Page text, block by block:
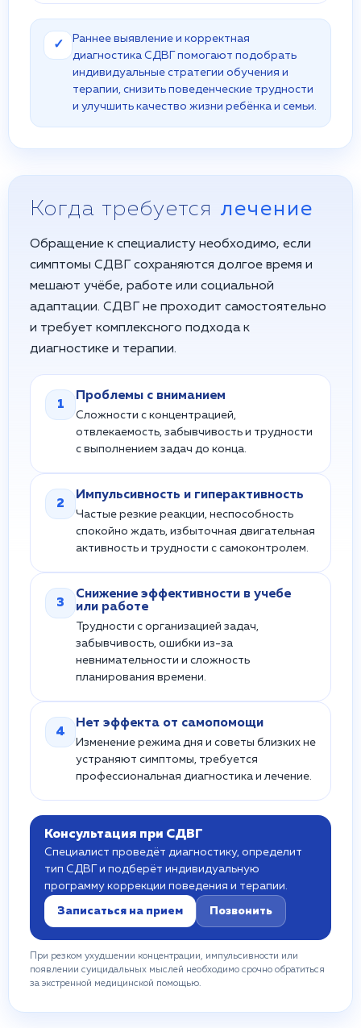
✓
Раннее выявление и корректная
диагностика СДВГ помогают подобрать
индивидуальные стратегии обучения и
терапии, снизить поведенческие трудности
и улучшить качество жизни ребёнка и семьи.
Когда требуется лечение
Обращение к специалисту необходимо, если
симптомы СДВГ сохраняются долгое время и
мешают учёбе, работе или социальной
адаптации. СДВГ не проходит самостоятельно
и требует комплексного подхода к
диагностике и терапии.
1
Проблемы с вниманием
Сложности с концентрацией,
отвлекаемость, забывчивость и трудности
с выполнением задач до конца.
2
Импульсивность и гиперактивность
Частые резкие реакции, неспособность
спокойно ждать, избыточная двигательная
активность и трудности с самоконтролем.
3
Снижение эффективности в учебе
или работе
Трудности с организацией задач,
забывчивость, ошибки из-за
невнимательности и сложность
планирования времени.
4
Нет эффекта от самопомощи
Изменение режима дня и советы близких не
устраняют симптомы, требуется
профессиональная диагностика и лечение.
Консультация при СДВГ
Специалист проведёт диагностику, определит
тип СДВГ и подберёт индивидуальную
программу коррекции поведения и терапии.
Записаться на прием Позвонить
При резком ухудшении концентрации, импульсивности или
появлении суицидальных мыслей необходимо срочно обратиться
за экстренной медицинской помощью.